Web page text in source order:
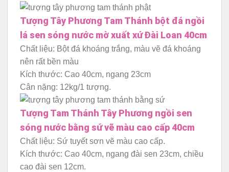
Tượng Tây Phương Tam Thánh bột đá ngồi
lá sen sóng nước mờ xuất xứ Đài Loan 40cm
Chất liệu: Bột đá khoáng trắng, màu vẽ đá khoáng
nên rất bền màu
Kích thước: Cao 40cm, ngang 23cm
Cân nặng: 12kg/1 tượng.
Tượng Tam Thánh Tây Phương ngồi sen
sóng nước bằng sứ vẽ màu cao cấp 40cm
Chất liệu: Sứ tuyết sơn vẽ màu cao cấp.
Kích thước: Cao 40cm, ngang đài sen 23cm, chiều
cao đài sen 12cm.